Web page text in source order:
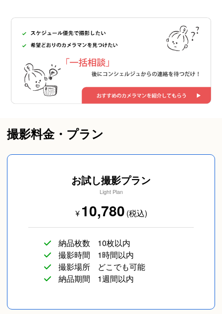
撮影料金・プラン
お試し撮影プラン
Light Plan
¥10,780 (税込)
納品枚数
10枚以内
撮影時間
1時間以内
撮影場所
どこでも可能
納品期間
1週間以内